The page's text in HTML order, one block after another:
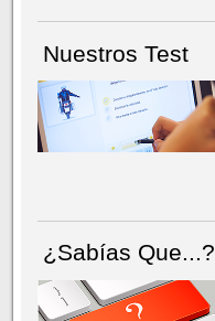
Nuestros Test
¿Sabías Que...?